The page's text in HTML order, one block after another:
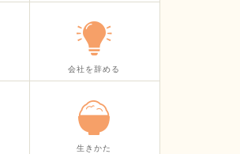
会社を辞める
生きかた